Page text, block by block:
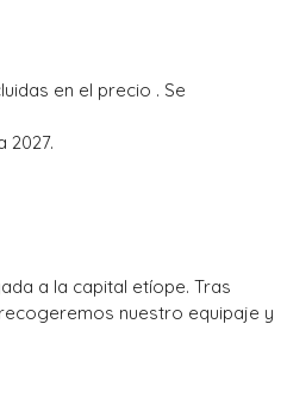
en el precio . Se
2027.
a la capital etíope. Tras
nuestro equipaje y